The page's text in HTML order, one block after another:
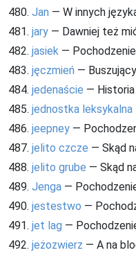
480. Jan — W innych
481. jary — Dawniej też
482. jasiek —
483. jęczmień —
484. jedenaście —
485. jednostka leksykalna
486. jeepney —
487. jelito czcze — Skąd
488. jelito grube — Skąd
489. Jenga —
490. jestestwo —
491. jet lag —
492. jeżozwierz — A na